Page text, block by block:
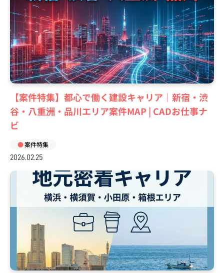
【案件特集】都心で働く建設キャリア｜新宿・渋
谷・八重洲・品川エリア案件MAP | CADお仕事ナ
ビ
案件特集
2026.02.25